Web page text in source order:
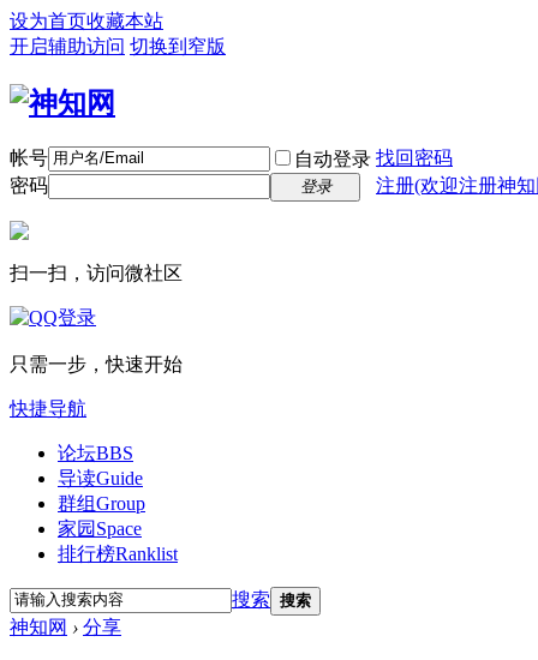
设为首页收藏本站
开启辅助访问 切换到窄版
帐号 自动登录 找回密码
密码
登录 注册(欢迎注册神
扫一扫，访问微社区
只需一步，快速开始
快捷导航
论坛BBS
导读Guide
群组Group
家园 Space
排行榜Ranklist
搜索 搜索
神知网 › 分享